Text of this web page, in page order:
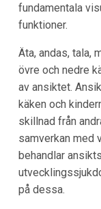
fundamentala
funktioner.
Äta, andas, tala,
övre och nedre
av ansiktet.
käken och
skillnad från
samverkan med
behandlar
på dessa.